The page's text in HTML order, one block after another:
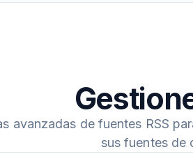
avanzadas de fuentes RSS
sus fuentes de